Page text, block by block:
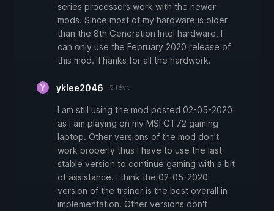
series processors work with the newer
mods. Since most of my hardware is older
than the 8th Generation Intel hardware, I
can only use the February 2020 release of
this mod. Thanks for all the hardwork.
yklee2046 5 févr.
I am still using the mod posted 02-05-2020
as I am playing on my MSI GT72 gaming
laptop. Other versions of the mod don't
work properly thus I have to use the last
stable version to continue gaming with a bit
of assistance. I think the 02-05-2020
version of the trainer is the best overall in
implementation. Other versions don't